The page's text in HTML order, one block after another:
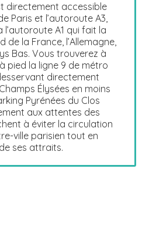
directement accessible
Paris et l’autoroute A3,
A1 qui fait la
de la France, l’Allemagne,
Bas. Vous trouverez à
pied la ligne 9 de métro
directement
Élysées en moins
Pyrénées du Clos
aux attentes des
à éviter la circulation
ville parisien tout en
ses attraits.